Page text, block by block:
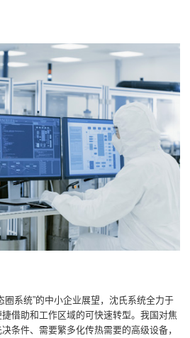
圈系统”的中小企业展望，沈氏系统全力于
借助和工作区域的可快速转型。我国对焦
条件、需要繁多化传热需要的高级设备，